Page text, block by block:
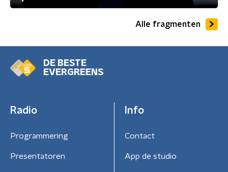
Alle fragmenten
DE BESTE
EVERGREENS
Radio
Programmering
Presentatoren
Info
Contact
App de studio